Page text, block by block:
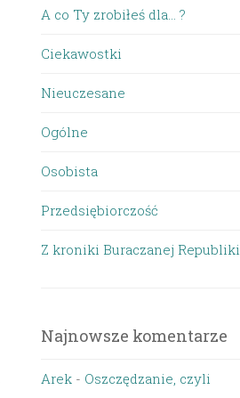
A co Ty zrobiłeś dla… ?
Ciekawostki
Nieuczesane
Ogólne
Osobista
Przedsiębiorczość
Z kroniki Buraczanej Republiki
Najnowsze komentarze
Arek - Oszczędzanie, czyli